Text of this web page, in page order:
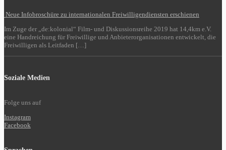
Neue Infobroschüre zu internationalen Freiwilligendiensten erschienen
Im Zuge der „de:kolonial“ Film- und Diskussionsreihe 2019 hat 14,4km e.V.
eine Handreichung für Freiwillige und Anbieterorganisationen entwickelt, die
Freiwilligen als Leitfaden […]
Soziale Medien
Folge uns auf
Instagram
Facebook